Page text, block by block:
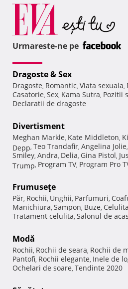
Urmareste-ne pe
Dragoste & Sex
Dragoste, Romantic, Viata sexuala,
Casatorie, Sex, Kama Sutra, Pozitii
Declaratii de dragoste
Divertisment
Meghan Markle, Kate Middleton,
Depp, Teo Trandafir, Angelina Jolie,
Smiley, Andra, Delia, Gina Pistol,
Trump, Program TV, Program Pro
Frumuseţe
Păr, Rochii, Unghii, Parfumuri,
Manichiura, Sampon, Buze, Celulita
Tratament celulita, Salonul de
Modă
Rochii, Rochii de seara, Rochii de
Pantofi, Rochii elegante, Inele de
Ochelari de soare, Tendinte 2020